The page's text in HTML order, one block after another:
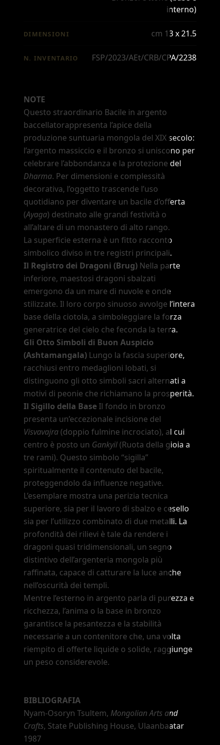
interno)
DIMENSIONI cm 13 x 21.5
N. INVENTARIO FSP/2023/AEt/CRB/CPA/2238
NOTE
Questo straordinario Bacile in argento
baccellatorappresenta l’apice della
produzione suntuaria mongola del XIX secolo:
l’argento massiccio e il bronzo si uniscono per
celebrare l’abbondanza e la protezione del
Dharma. Per dimensioni e complessità
decorativa, l’oggetto trascende l’uso
quotidiano per diventare un bacile d’offerta
(Ayaga) destinato alle grandi festività o
all’altare di un monastero di alto rango.
La superficie esterna è un fitto racconto
simbolico diviso in tre registri principali.
Il Registro dei Dragoni (Brug) Nella parte
inferiore, maestosi dragoni sbalzati
emergono da un mare di nuvole e onde
stilizzate. Il loro corpo sinuoso avvolge l’intera
base della ciotola, a simboleggiare la forza
generatrice del cielo che feconda la terra.
Gli Otto Simboli di Buon Auspicio
(Ashtamangala) Lungo la fascia superiore,
racchiusi entro medaglioni lobati, si
distinguono gli otto simboli sacri alternati a
motivi di peonie che richiamano la prosperità.
Il Sigillo della Base Il fondo in bronzo
presenta un’eccezionale incisione del
Visvavajra (doppio fulmine incrociato), al cui
centro è posto un Gankyil (Ruota della gioia a
tre rami). Questo simbolo “sigilla”
spiritualmente il contenuto del bacile,
proteggendolo da influenze negative.
L’esemplare mostra una perizia tecnica
superiore, sia per il lavoro di sbalzo e cesello
sia per l’utilizzo combinato di due metalli. La
profondità dei rilievi è tale da rendere i
dragoni quasi tridimensionali, un segno
distintivo dell’argenteria mongola più
raffinata, capace di catturare la luce anche
nell’oscurità dei templi.
Mentre l’esterno in argento parla di purezza e
ricchezza, l’anima o la base in bronzo
garantisce la pesantezza e la stabilità
necessarie a un contenitore che, una volta
riempito di offerte liquide o solide, raggiunge
un peso considerevole.
BIBLIOGRAFIA
Nyam-Osoryn Tsultem, Mongolian Arts and
Crafts, State Publishing House, Ulaanbaatar
1987